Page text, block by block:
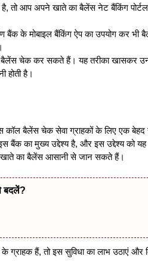
तो आप अपने खाते का बैलेंस नेट बैंकिंग
बैंक के मोबाइल बैंकिंग ऐप का उपयोग कर
चेक कर सकते हैं। यह तरीका खासकर उन
होती है।
मिस कॉल बैलेंस चेक सेवा ग्राहकों के लिए एक
बैंक का मुख्य उद्देश्य है, और इस उद्देश्य को
खाते का बैलेंस आसानी से जान सकते हैं।
बदलें?
के ग्राहक हैं, तो इस सुविधा का लाभ उठाएं